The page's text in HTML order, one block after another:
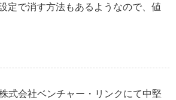
定で消す方法もあるようなので、値
式会社ベンチャー・リンクにて中堅